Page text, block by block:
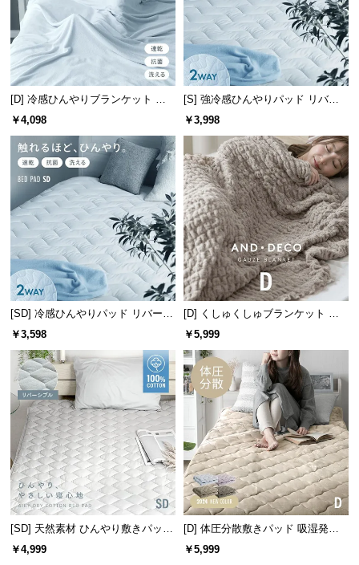
ビ
に
つ
い
て
搬
入
経
路
に
い
て
返
品・
ャ
ン
セ
ル
に
つ
い
て
保
証
[D] 冷感ひんやりブランケット リ
￥4,098
[S] 強冷感ひんやりパッド リバー
シブル プレミアム 速乾 抗菌 洗え
￥3,998
[SD] 冷感ひんやりパッド リバーシ
ブル 速乾 抗菌 洗える
￥3,598
[D] くしゅくしゅブランケット 天
然コットン100% 洗える
￥5,999
[SD] 天然素材 ひんやり敷きパッド
綿100% リバーシブル 洗える
￥4,999
[D] 体圧分散敷きパッド 吸湿発熱
マイクロファイバー
￥5,999